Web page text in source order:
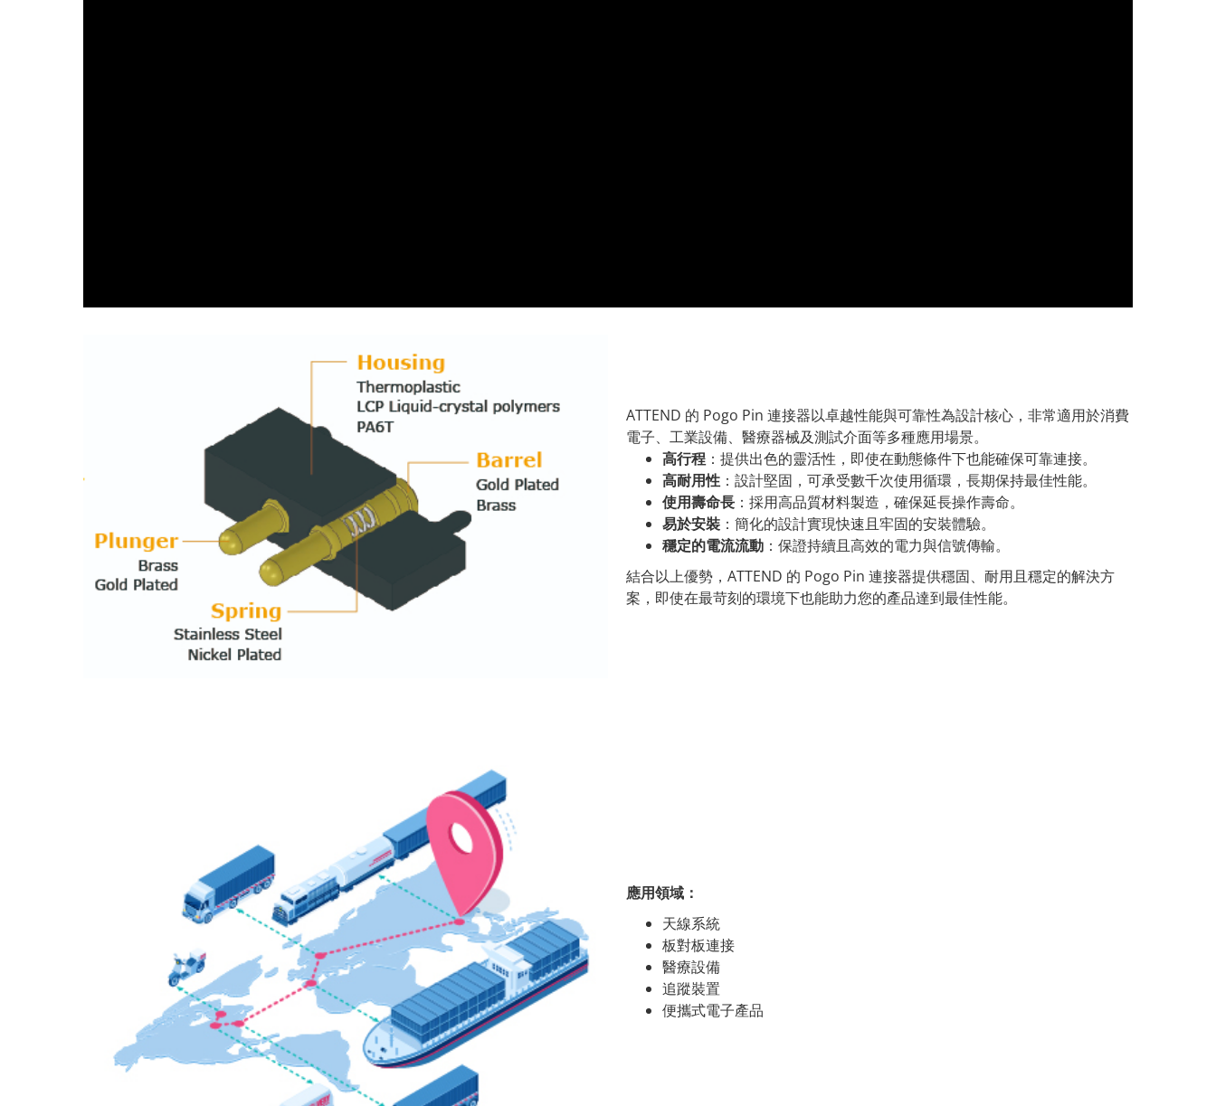
ATTEND 的 Pogo Pin 連接器以卓越性能與可靠性為設計核心，非常適用於消費
電子、工業設備、醫療器械及測試介面等多種應用場景。
高行程 ：提供出色的靈活性，即使在動態條件下也能確保可靠連接。
高耐用性 ：設計堅固，可承受數千次使用循環，長期保持最佳性能。
使用壽命長 ：採用高品質材料製造，確保延長操作壽命。
易於安裝 ：簡化的設計實現快速且牢固的安裝體驗。
穩定的電流流動 ：保證持續且高效的電力與信號傳輸。
結合以上優勢，ATTEND 的 Pogo Pin 連接器提供穩固、耐用且穩定的解決方
案，即使在最苛刻的環境下也能助力您的產品達到最佳性能。
應用領域：
天線系統
板對板連接
醫療設備
追蹤裝置
便攜式電子產品